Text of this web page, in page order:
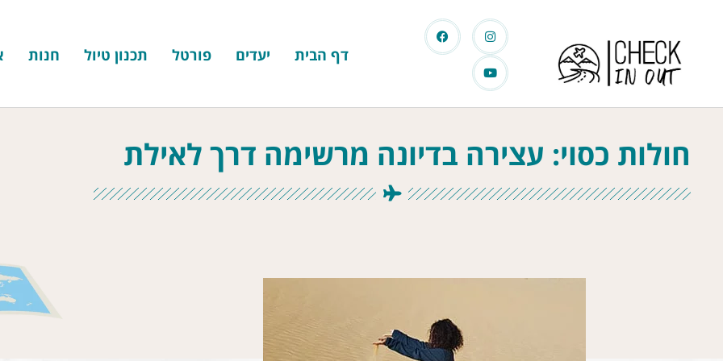
דף הבית יעדים פורטל תכנון טיול חנות
חולות כסוי: עצירה בדיונה מרשימה דרך לאילת